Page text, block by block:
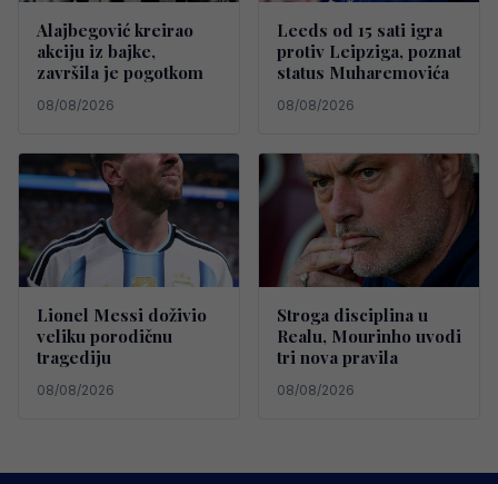
Alajbegović kreirao
akciju iz bajke,
završila je pogotkom
08/08/2026
Leeds od 15 sati igra
protiv Leipziga, poznat
status Muharemovića
08/08/2026
Lionel Messi doživio
veliku porodičnu
tragediju
08/08/2026
Stroga disciplina u
Realu, Mourinho uvodi
tri nova pravila
08/08/2026